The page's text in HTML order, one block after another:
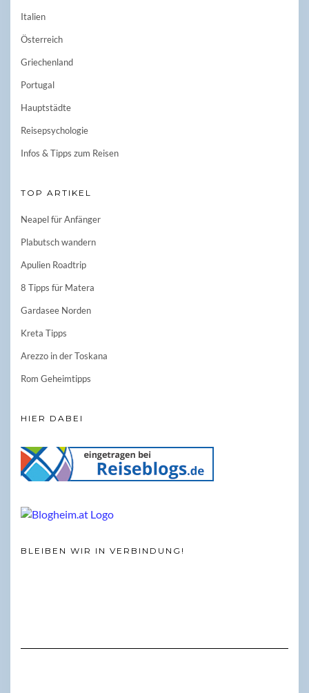
Italien
Österreich
Griechenland
Portugal
Hauptstädte
Reisepsychologie
Infos & Tipps zum Reisen
TOP ARTIKEL
Neapel für Anfänger
Plabutsch wandern
Apulien Roadtrip
8 Tipps für Matera
Gardasee Norden
Kreta Tipps
Arezzo in der Toskana
Rom Geheimtipps
HIER DABEI
BLEIBEN WIR IN VERBINDUNG!